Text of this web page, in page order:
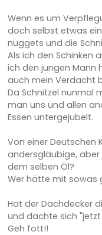
Wenn es um
doch selbst etwas
nuggets und die
Als ich den Schinken
ich den jungen Mann
auch mein Verdacht
Da Schnitzel nunmal
man uns und allen
Essen untergejubelt.
Von einer Deutschen
andersgläubige, aber
dem selben Öl?
Wer hätte mit sowas
Hat der Dachdecker
und dachte sich
Geh fott!!